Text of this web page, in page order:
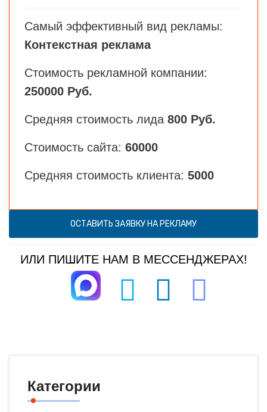
Самый эффективный вид рекламы:
Контекстная реклама
Стоимость рекламной компании:
250000 Руб.
Средняя стоимость лида 800 Руб.
Стоимость сайта: 60000
Средняя стоимость клиента: 5000
ОСТАВИТЬ ЗАЯВКУ НА РЕКЛАМУ
ИЛИ ПИШИТЕ НАМ В МЕССЕНДЖЕРАХ!
Категории